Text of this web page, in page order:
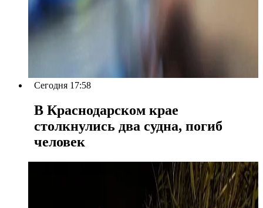
Сегодня 17:58
В Краснодарском крае
столкнулись два судна, погиб
человек